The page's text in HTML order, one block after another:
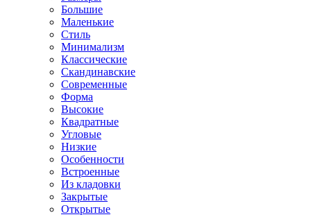
Большие
Маленькие
Стиль
Минимализм
Классические
Скандинавские
Современные
Форма
Высокие
Квадратные
Угловые
Низкие
Особенности
Встроенные
Из кладовки
Закрытые
Открытые